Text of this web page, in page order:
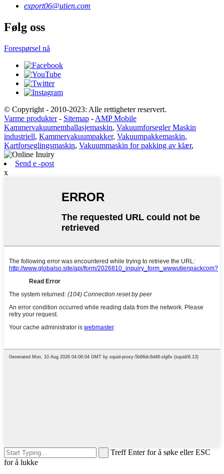
export06@utien.com
Følg oss
Forespørsel nå
© Copyright - 2010-2023: Alle rettigheter reservert.
Varme produkter- Sitemap - AMP Mobile
Kammervakuumemballasjemaskin, Vakuumforsegler Maskin
industriell, Kammervakuumpakker, Vakuumpakkemaskin,
Kartforseglingsmaskin, Vakuummaskin for pakking av klær,
Send e -post
x
Treff Enter for å søke eller ESC
for å lukke